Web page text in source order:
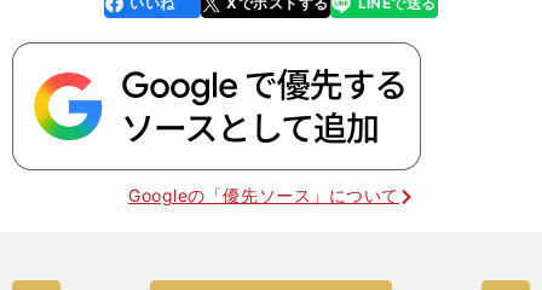
k
Googleの「優先ソース」について